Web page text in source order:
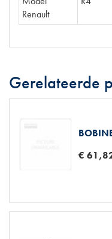
Renault
Gerelateerde
€ 61,